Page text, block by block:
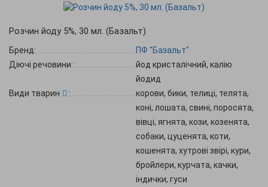
Розчин йоду 5%, 30 мл. (Базальт)
Бренд:
ПФ "Базальт"
Діючі речовини :
йод кристалічний, калію
йодид
Види тварин
:
корови, бики, телиці, телята,
коні, лошата, свині, поросята,
вівці, ягнята, кози, козенята,
собаки, цуценята, коти,
кошенята, хутрові звірі, кури,
бройлери, курчата, качки,
індички, гуси